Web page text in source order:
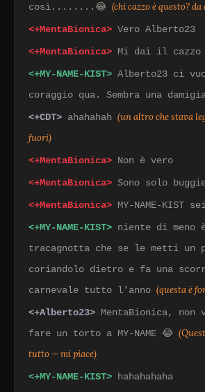
così........😂 (chi cazzo è questo?
<+MentaBionica> Vero Alberto23
<+MentaBionica> Mi dai il cazzo
<+MY-NAME-KIST> Alberto23 ci
coraggio qua. Sembra una
<+CDT> ahahahah (un altro che stava
fuori)
<+MentaBionica> Non è vero
<+MentaBionica> Sono solo
<+MentaBionica> MY-NAME-KIST
<+MY-NAME-KIST> niente di meno
tracagnotta che se le metti un
coriandolo dietro e fa una
carnevale tutto l'anno (questa è
<+Alberto23> MentaBionica, non
fare un torto a MY-NAME 😂
tutto — mi piace)
<+MY-NAME-KIST>
hahahahaha